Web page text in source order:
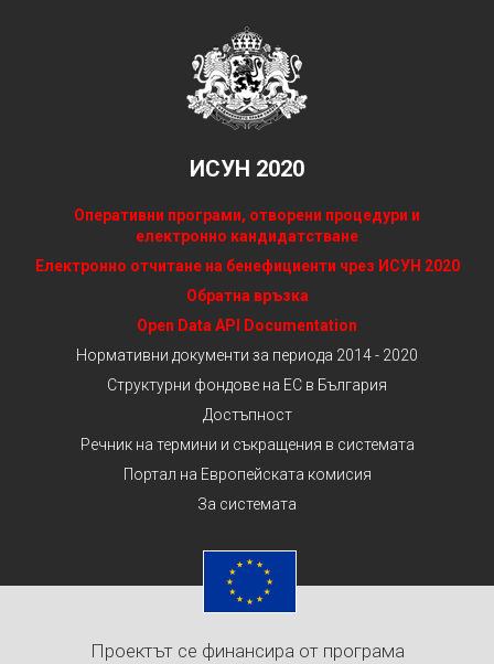
ИСУН 2020
Оперативни програми, отворени процедури и
електронно кандидатстване
Електронно отчитане на бенефициенти чрез ИСУН 2020
Обратна връзка
Open Data API Documentation
Нормативни документи за периода 2014 - 2020
Структурни фондове на ЕС в България
Достъпност
Речник на термини и съкращения в системата
Портал на Европейската комисия
За системата
Проектът се финансира от програма